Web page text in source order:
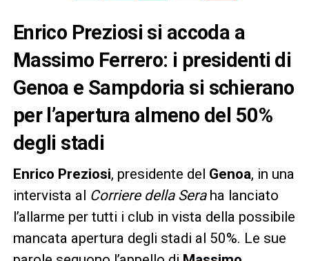
Enrico Preziosi si accoda a
Massimo Ferrero: i presidenti di
Genoa e Sampdoria si schierano
per l’apertura almeno del 50%
degli stadi
Enrico Preziosi, presidente del Genoa, in una
intervista al Corriere della Seraha lanciato
l’allarme per tutti i club in vista della possibile
mancata apertura degli stadi al 50%. Le sue